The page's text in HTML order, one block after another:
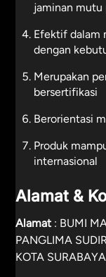
jaminan mutu
Efektif dalam
dengan
Merupakan
bersertifikasi
Berorientasi
Produk
internasional
Alamat &
Alamat : BUMI
PANGLIMA
KOTA